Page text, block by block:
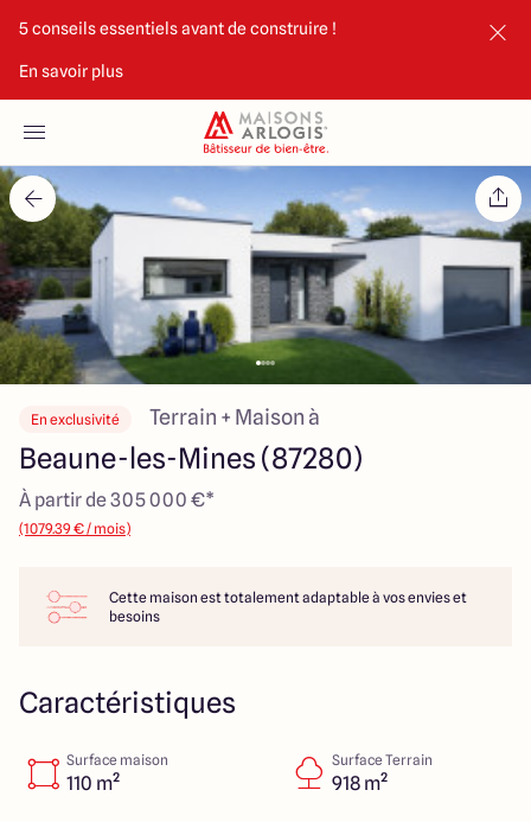
5 conseils essentiels avant de construire !
En savoir plus
Nos maisons
Nos annonces
Votre projet
Qui sommes-nous
Maisons ARLOGIS Limoges
En exclusivité Terrain + Maison à
Beaune-les-Mines (87280)
À partir de 305 000 €*
(1079.39 € / mois)
Cette maison est totalement adaptable à vos envies et
besoins
Caractéristiques
Surface maison
110 m²
Surface Terrain
918 m²